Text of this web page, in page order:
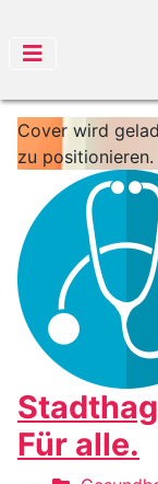
Cover wird
zu positionieren.
Für alle.